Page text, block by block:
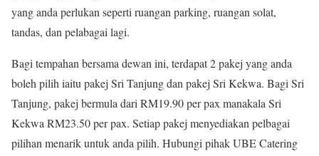
yang anda perlukan seperti ruangan parking, ruangan solat,
tandas, dan pelabagai lagi.
Bagi tempahan bersama dewan ini, terdapat 2 pakej yang anda
boleh pilih iaitu pakej Sri Tanjung dan pakej Sri Kekwa. Bagi Sri
Tanjung, pakej bermula dari RM19.90 per pax manakala Sri
Kekwa RM23.50 per pax. Setiap pakej menyediakan pelbagai
pilihan menarik untuk anda pilih. Hubungi pihak UBE Catering